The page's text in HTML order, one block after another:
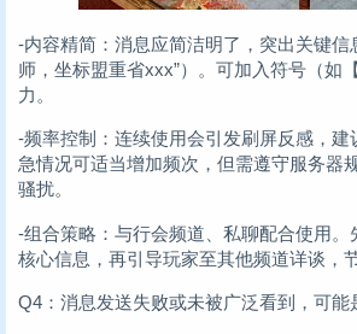
-内容精简：消息应简洁明了，突出关键信
师，坐标盟重省xxx”）。可加入符号（如
力。
-频率控制：连续使用会引发刷屏反感，建
急情况可适当增加频次，但需遵守服务器
骚扰。
-组合策略：与行会频道、私聊配合使用。
核心信息，再引导玩家至其他频道详谈，
Q4：消息发送失败或未被广泛看到，可能